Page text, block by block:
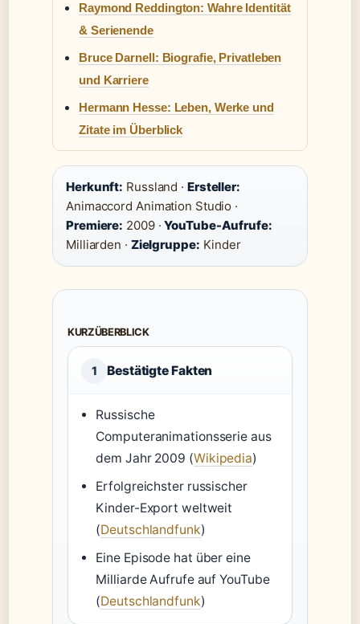
Raymond Reddington: Wahre Identität
& Serienende
Bruce Darnell: Biografie, Privatleben
und Karriere
Hermann Hesse: Leben, Werke und
Zitate im Überblick
Herkunft: Russland · Ersteller:
Animaccord Animation Studio ·
Premiere: 2009 ·YouTube-Aufrufe:
Milliarden · Zielgruppe: Kinder
KURZÜBERBLICK
1 Bestätigte Fakten
Russische
Computeranimationsserie aus
dem Jahr 2009 (Wikipedia)
Erfolgreichster russischer
Kinder-Export weltweit
(Deutschlandfunk)
Eine Episode hat über eine
Milliarde Aufrufe auf YouTube
(Deutschlandfunk)